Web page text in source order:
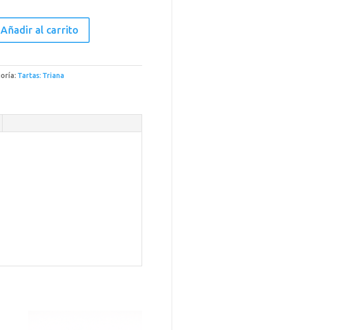
Añadir al carrito
Tartas: Triana